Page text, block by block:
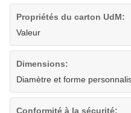
Propriétés du carton UdM:
Valeur
Dimensions:
Diamètre et forme
Conformité à la sécurité: